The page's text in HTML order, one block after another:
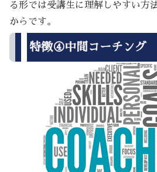
る形では受講生に理解しやすい方
からです。
特徴④中間コーチング